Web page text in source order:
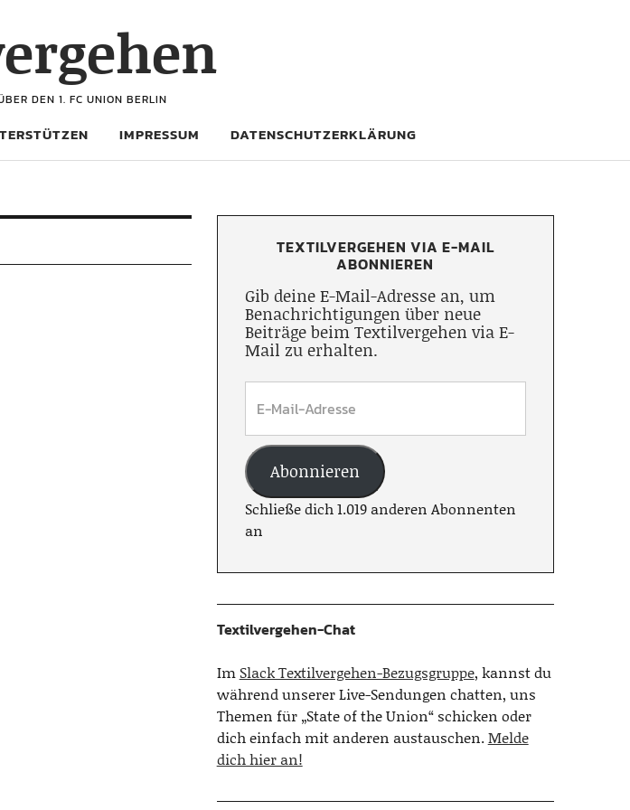
DEN 1. FC UNION BERLIN
IMPRESSUM DATENSCHUTZERKLÄRUNG
TEXTILVERGEHEN VIA E-MAIL
ABONNIEREN
Gib deine E-Mail-Adresse an, um
Benachrichtigungen über neue
Beiträge beim Textilvergehen via E-
Mail zu erhalten.
Abonnieren
Schließe dich 1.019 anderen Abonnenten
an
Textilvergehen-Chat
Im Slack Textilvergehen-Bezugsgruppe, kannst du
während unserer Live-Sendungen chatten, uns
Themen für „State of the Union“ schicken oder
dich einfach mit anderen austauschen.Melde
dich hier an!